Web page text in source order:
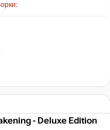
- Deluxe Edition